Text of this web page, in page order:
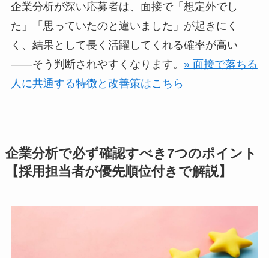
企業分析が深い応募者は、面接で「想定外でし
た」「思っていたのと違いました」が起きにく
く、結果として長く活躍してくれる確率が高い
——そう判断されやすくなります。 » 面接で落ちる
人に共通する特徴と改善策はこちら
企業分析で必ず確認すべき7つのポイント
【採用担当者が優先順位付きで解説】